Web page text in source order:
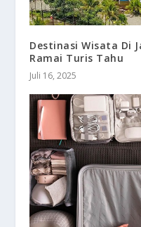
Destinasi Wisata Di
Ramai Turis Tahu
Juli 16, 2025